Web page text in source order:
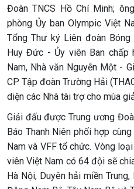
Đoàn TNCS Hồ Chí Minh;
phòng Ủy ban Olympic Việt
Tổng Thư ký Liên đoàn
Huy Đức - Ủy viên Ban chấp
Nam, Nhà văn Nguyễn Một -
CP Tập đoàn Trường Hải
diện các Nhà tài trợ cho mùa
Giải đấu được Trung ương
Báo Thanh Niên phối hợp
Nam và VFF tổ chức. Vòng
viên Việt Nam có 64 đội sẽ
Hà Nội, Duyên hải miền